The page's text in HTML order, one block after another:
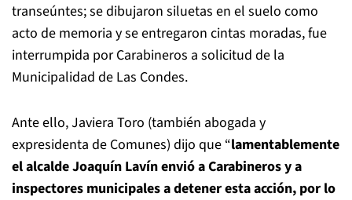
transeúntes; se dibujaron siluetas en el suelo como
acto de memoria y se entregaron cintas moradas, fue
interrumpida por Carabineros a solicitud de la
Municipalidad de Las Condes.
Ante ello, Javiera Toro (también abogada y
expresidenta de Comunes) dijo que “lamentablemente
el alcalde Joaquín Lavín envió a Carabineros y a
inspectores municipales a detener esta acción, por lo